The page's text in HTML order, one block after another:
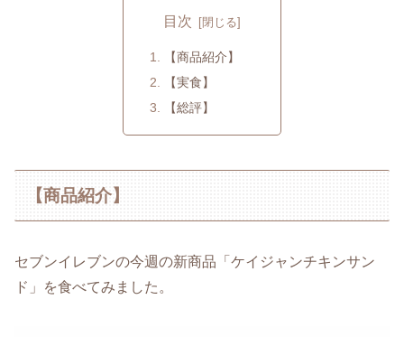
目次
【商品紹介】
【実食】
【総評】
【商品紹介】
セブンイレブンの今週の新商品「ケイジャンチキンサン
ド」を食べてみました。